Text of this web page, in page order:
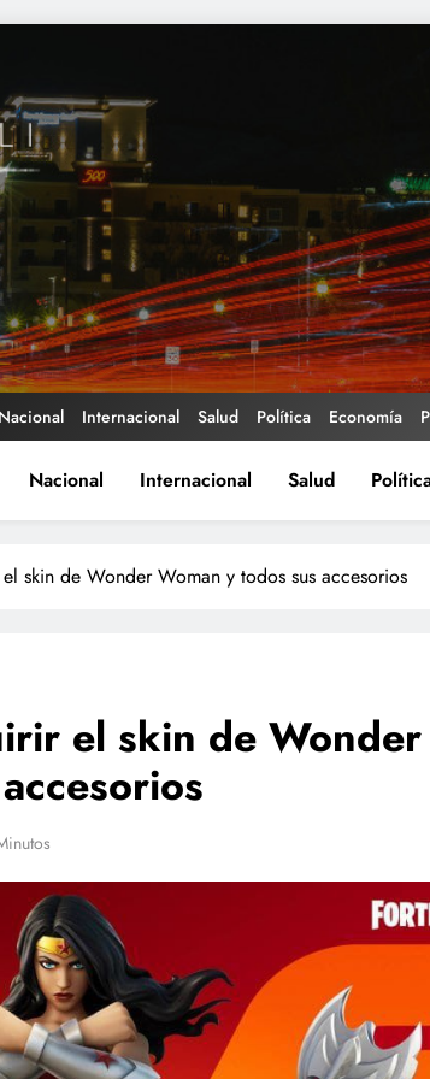
Nacional Internacional Salud Política Economía
Nacional Internacional Salud
skin de Wonder Woman y todos sus accesorios
el skin de Wonder
Propuesta para la
redes sociales estará lista
de agosto: Sheinbaum
marzo 12, 2026